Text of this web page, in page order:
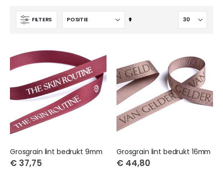
FILTERS
Van
sorteren
Grosgrain lint bedrukt 9mm
€ 37,75
Grosgrain lint bedrukt 16mm
€ 44,80